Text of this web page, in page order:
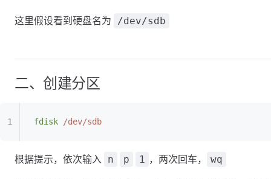
这里假设看到硬盘名为 /dev/sdb
二、创建分区
fdisk /dev/sdb
根据提示，依次输入 n p 1 ，两次回车， wq